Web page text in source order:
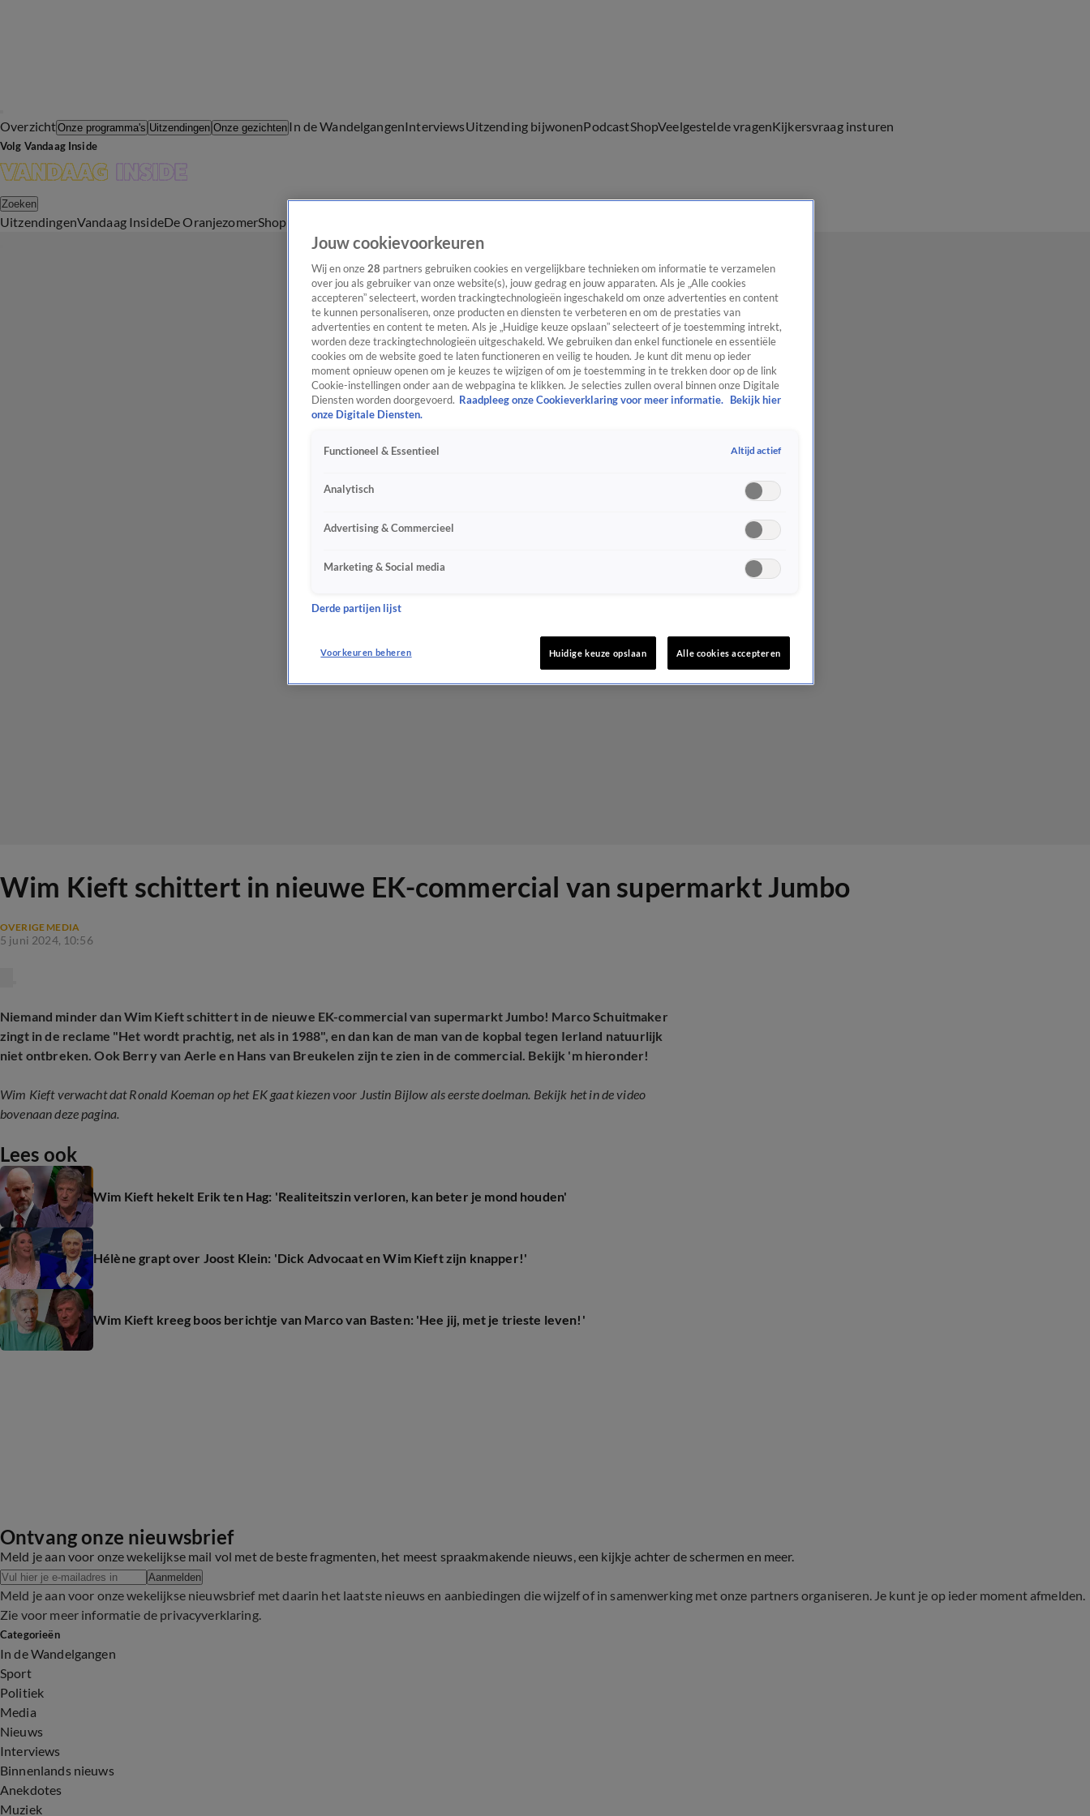
OverzichtOnze programma's Uitzendingen Onze gezichten In de WandelgangenInterviewsUitzending bijwonenPodcastShopVeelgestelde vragenKijkersvraag insturen
Volg Vandaag Inside
Zoeken
UitzendingenVandaag InsideDe OranjezomerShop
Wim Kieft schittert in nieuwe EK-commercial van supermarkt Jumbo
OVERIGE MEDIA
5 juni 2024, 10:56
Niemand minder dan Wim Kieft schittert in de nieuwe EK-commercial van supermarkt Jumbo! Marco Schuitmaker
zingt in de reclame "Het wordt prachtig, net als in 1988", en dan kan de man van de kopbal tegen Ierland natuurlijk
niet ontbreken. Ook Berry van Aerle en Hans van Breukelen zijn te zien in de commercial. Bekijk 'm hieronder!
Wim Kieft verwacht dat Ronald Koeman op het EK gaat kiezen voor Justin Bijlow als eerste doelman. Bekijk het in de video
bovenaan deze pagina.
Lees ook
Wim Kieft hekelt Erik ten Hag: 'Realiteitszin verloren, kan beter je mond houden'
Hélène grapt over Joost Klein: 'Dick Advocaat en Wim Kieft zijn knapper!'
Wim Kieft kreeg boos berichtje van Marco van Basten: 'Hee jij, met je trieste leven!'
Ontvang onze nieuwsbrief
Meld je aan voor onze wekelijkse mail vol met de beste fragmenten, het meest spraakmakende nieuws, een kijkje achter de schermen en meer.
Aanmelden
Meld je aan voor onze wekelijkse nieuwsbrief met daarin het laatste nieuws en aanbiedingen die wijzelf of in samenwerking met onze partners organiseren. Je kunt je op ieder moment afmelden.
Zie voor meer informatie de privacyverklaring.
Categorieën
In de Wandelgangen
Sport
Politiek
Media
Nieuws
Interviews
Binnenlands nieuws
Anekdotes
Muziek
Jouw cookievoorkeuren
Wij en onze 28 partners gebruiken cookies en vergelijkbare technieken om informatie te verzamelen
over jou als gebruiker van onze website(s), jouw gedrag en jouw apparaten. Als je „Alle cookies
accepteren” selecteert, worden trackingtechnologieën ingeschakeld om onze advertenties en content
te kunnen personaliseren, onze producten en diensten te verbeteren en om de prestaties van
advertenties en content te meten. Als je „Huidige keuze opslaan” selecteert of je toestemming intrekt,
worden deze trackingtechnologieën uitgeschakeld. We gebruiken dan enkel functionele en essentiële
cookies om de website goed te laten functioneren en veilig te houden. Je kunt dit menu op ieder
moment opnieuw openen om je keuzes te wijzigen of om je toestemming in te trekken door op de link
Cookie-instellingen onder aan de webpagina te klikken. Je selecties zullen overal binnen onze Digitale
Diensten worden doorgevoerd. Raadpleeg onze Cookieverklaring voor meer informatie.
Bekijk hier
onze Digitale Diensten.
Functioneel & Essentieel Altijd actief
Analytisch
Advertising & Commercieel
Marketing & Social media
Derde partijen lijst
Voorkeuren beheren Huidige keuze opslaan Alle cookies accepteren